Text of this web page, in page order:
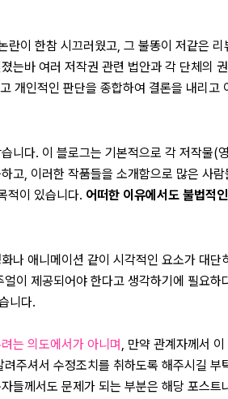
이 한참 시끄러웠고, 그 불똥이 저같은 리
는바 여러 저작권 관련 법안과 각 단체의
개인적인 판단을 종합하여 결론을 내리고
니다. 이 블로그는 기본적으로 각 저작물(
고, 이러한 작품들을 소개함으로 많은 사
적이 있습니다. 어떠한 이유에서도 불법적
나 애니메이션 같이 시각적인 요소가 대단
이 제공되어야 한다고 생각하기에 필요하
니다.
는 의도에서가 아니며, 만약 관계자께서
주셔서 수정조치를 취하도록 해주시길 부
들께서도 문제가 되는 부분은 해당 포스트